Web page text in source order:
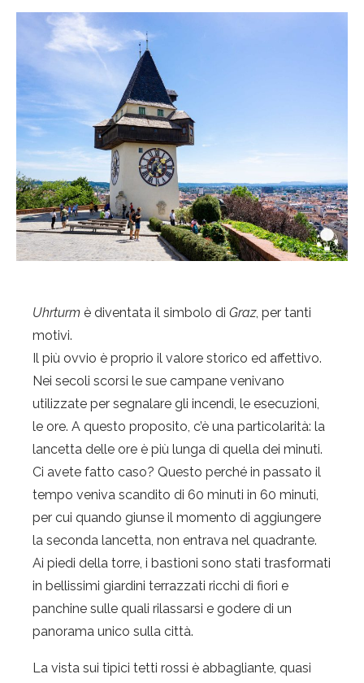
Uhrturm è diventata il simbolo di Graz, per tanti
motivi.
Il più ovvio è proprio il valore storico ed affettivo.
Nei secoli scorsi le sue campane venivano
utilizzate per segnalare gli incendi, le esecuzioni,
le ore. A questo proposito, c’è una particolarità: la
lancetta delle ore è più lunga di quella dei minuti.
Ci avete fatto caso? Questo perché in passato il
tempo veniva scandito di 60 minuti in 60 minuti,
per cui quando giunse il momento di aggiungere
la seconda lancetta, non entrava nel quadrante.
Ai piedi della torre, i bastioni sono stati trasformati
in bellissimi giardini terrazzati ricchi di fiori e
panchine sulle quali rilassarsi e godere di un
panorama unico sulla città.
La vista sui tipici tetti rossi è abbagliante, quasi